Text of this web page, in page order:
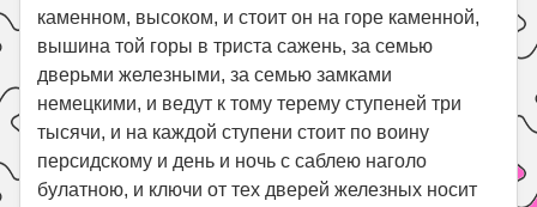
каменном, высоком, и стоит он на горе каменной,
вышина той горы в триста сажень, за семью
дверьми железными, за семью замками
немецкими, и ведут к тому терему ступеней три
тысячи, и на каждой ступени стоит по воину
персидскому и день и ночь с саблею наголо
булатною, и ключи от тех дверей железных носит